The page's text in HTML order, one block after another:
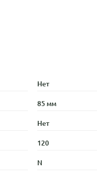
Нет
85 мм
Нет
120
N